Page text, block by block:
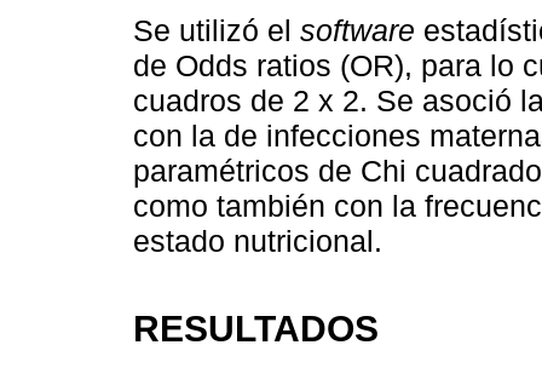
Se utilizó el software
de Odds ratios (OR), para lo
cuadros de 2 x 2. Se asoció
con la de infecciones
paramétricos de Chi
como también con la
estado nutricional.
RESULTADOS